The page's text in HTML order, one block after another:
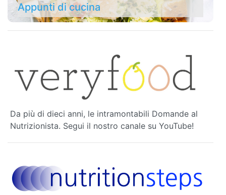
Appunti di cucina
Da più di dieci anni, le intramontabili Domande al
Nutrizionista. Segui il nostro canale su YouTube!